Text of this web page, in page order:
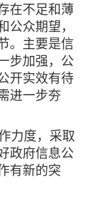
在不足和薄
公众期望，
。主要是信
步加强，公
开实效有待
进一步夯
力度，采取
政府信息公
有新的突